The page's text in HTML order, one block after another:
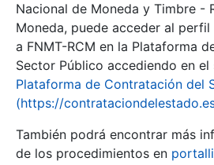
Nacional de Moneda y Timbre -
Moneda, puede acceder al
a FNMT-RCM en la Plataforma
Sector Público accediendo en el
Plataforma de Contratación del
(https://
También podrá encontrar más
de los procedimientos en